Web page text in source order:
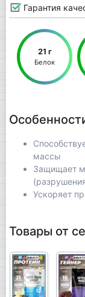
Гарантия
21 г
Белок
массы
Защищает
Ускоряет
Товары от